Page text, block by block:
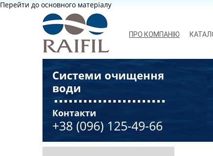
Перейти до основного матеріалу
ПРО КОМПАНІЮ
Системи очищення
води
Контакти
+38 (096) 125-49-66